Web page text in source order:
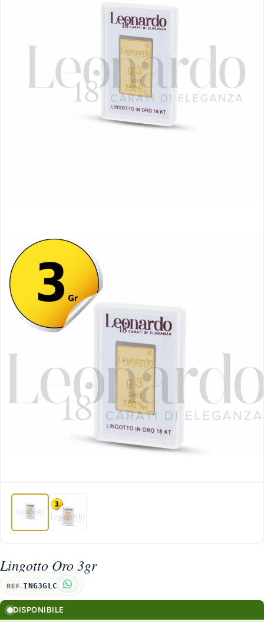
Lingotto Oro 3gr
REF. ING3GLC
DISPONIBILE